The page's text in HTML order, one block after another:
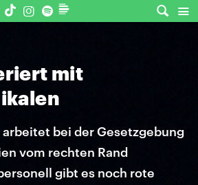
mit
arbeitet bei der Gesetzgebung
vom rechten Rand
gibt es noch rote